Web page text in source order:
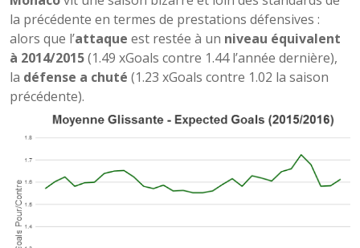
la précédente en termes de prestations défensives :
alors que l’attaque est restée à un niveau équivalent
à 2014/2015(1.49 xGoals contre 1.44 l’année dernière),
la défense a chuté (1.23 xGoals contre 1.02 la saison
précédente).